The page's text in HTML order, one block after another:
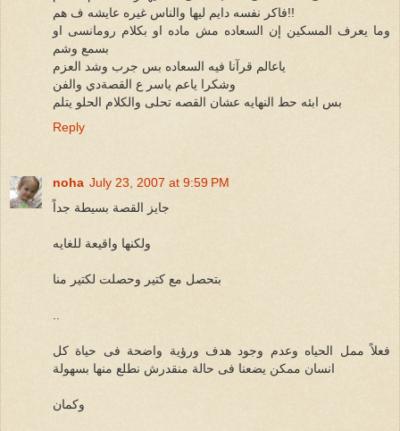
فاكر نفسه دايم ليها والناس غيره عايشه ف هم!!
وما يعرف المسكين إن السعاده مش ماده او بكلام رومانسى او
بسمع وشم
ياعالم قرآنا فيه السعاده بس جرب وشد العزم
وشكرا ياعم ياسر ع القصةدي والفن
بس ابئه حط النهايه عشان القصه تحلى والكلام الحلو يتلم
Reply
noha July 23, 2007 at 9:59 PM
جايز القصة بسيطة جداً
ولكنها واقيعة للغايه
بتحصل مع كتير وحصلت لكتير منا
فعلاً ممل الحياه وعدم وجود هدف ورؤية واضحة فى حياة كل
انسان ممكن يضعنا فى حالة منقدرش نطلع منها بسهولة
وكمان